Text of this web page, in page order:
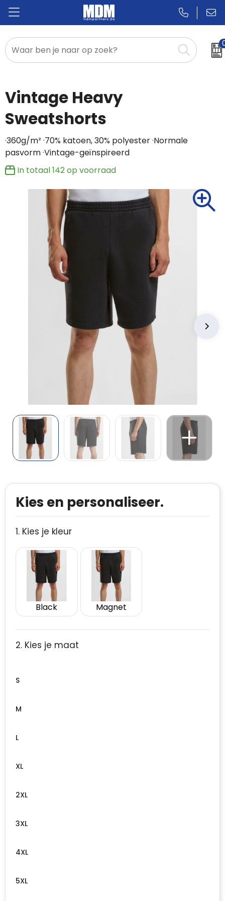
Relatiegeschenken
Promotietextiel
Sportkleding
Vintage Heavy
Sweatshorts
·360g/m² ·70% katoen, 30% polyester ·Normale
pasvorm ·Vintage-geïnspireerd
In totaal142op voorraad
Kies en personaliseer.
1. Kies je kleur
Black Magnet
2. Kies je maat
S
M
L
XL
2XL
3XL
4XL
5XL